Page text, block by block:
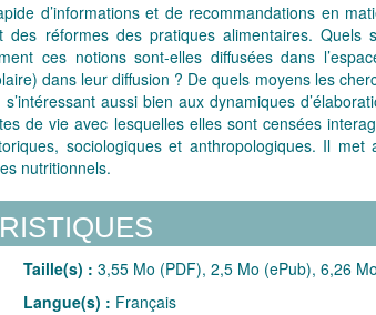
d’informations et de recommandations en
réformes des pratiques alimentaires. Quels
ces notions sont-elles diffusées dans
dans leur diffusion ? De quels moyens les
aussi bien aux dynamiques
de vie avec lesquelles elles sont censées
sociologiques et anthropologiques. Il
nutritionnels.
Taille(s) : 3,55 Mo (PDF), 2,5 Mo (ePub), 6,26
Langue(s) : Français